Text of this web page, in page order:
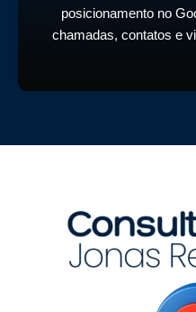
posicionamento no
chamadas, contatos e